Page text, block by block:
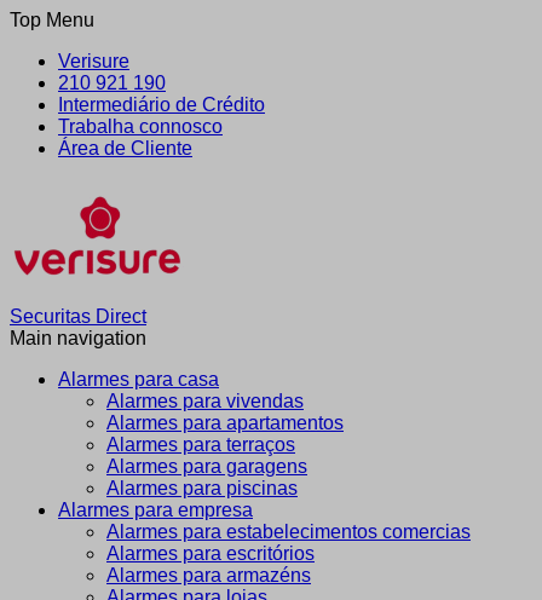
Top Menu
Verisure
210 921 190
Intermediário de Crédito
Trabalha connosco
Área de Cliente
Securitas Direct
Main navigation
Alarmes para casa
Alarmes para vivendas
Alarmes para apartamentos
Alarmes para terraços
Alarmes para garagens
Alarmes para piscinas
Alarmes para empresa
Alarmes para estabelecimentos comercias
Alarmes para escritórios
Alarmes para armazéns